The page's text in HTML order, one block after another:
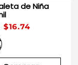
de Niña
$16.74